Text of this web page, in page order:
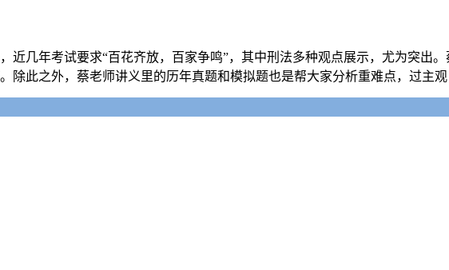
近几年考试要求“百花齐放，百家争鸣”，其中刑法多种观点展示，尤为突出
此之外，蔡老师讲义里的历年真题和模拟题也是帮大家分析重难点，过主观